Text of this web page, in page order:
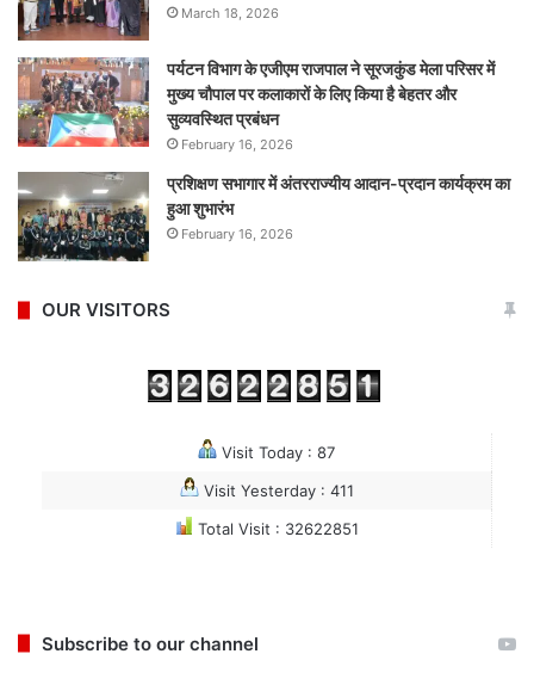
March 18, 2026
पर्यटन विभाग के एजीएम राजपाल ने सूरजकुंड मेला परिसर में
मुख्य चौपाल पर कलाकारों के लिए किया है बेहतर और
सुव्यवस्थित प्रबंधन
February 16, 2026
प्रशिक्षण सभागार में अंतरराज्यीय आदान-प्रदान कार्यक्रम का
हुआ शुभारंभ
February 16, 2026
OUR VISITORS
Visit Today : 87
Visit Yesterday : 411
Total Visit : 32622851
Subscribe to our channel